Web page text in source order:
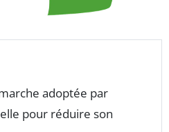
adoptée par
pour réduire son